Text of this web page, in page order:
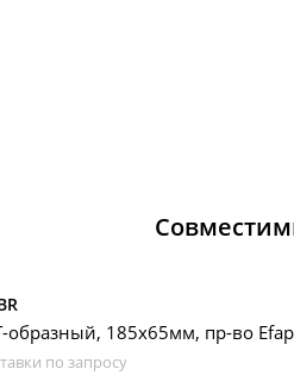
образный, 185x65мм, пр-во
по запросу